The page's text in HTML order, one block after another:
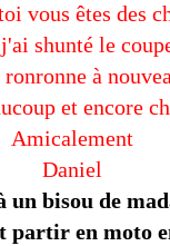
vous êtes des
shunté le
à
et encore
Amicalement
Daniel
bisou de
partir en moto